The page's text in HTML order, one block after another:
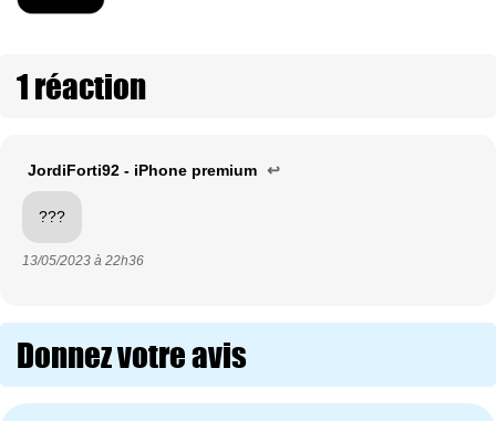
1 réaction
JordiForti92 - iPhone premium ↩
???
13/05/2023 à 22h36
Donnez votre avis